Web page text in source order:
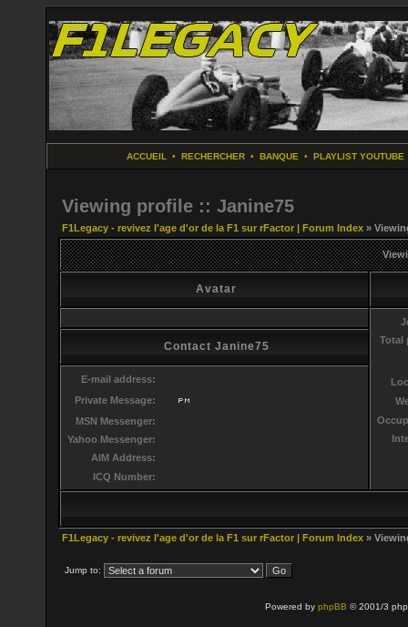
ACCUEIL • RECHERCHER• BANQUE • PLAYLIST YOUTUBE
Viewing profile :: Janine75
F1Legacy - revivez l'age d'or de la F1 sur rFactor | Forum Index »
Avatar
Total
Contact Janine75
E-mail address:
Private Message:
MSN Messenger:
Yahoo Messenger:
AIM Address:
ICQ Number:
F1Legacy - revivez l'age d'or de la F1 sur rFactor | Forum Index »
Jump to:
Powered by phpBB © 2001/3